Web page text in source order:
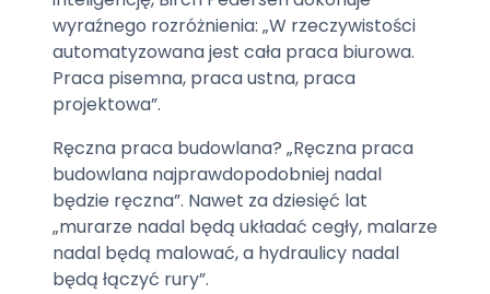
wyraźnego rozróżnienia: „W rzeczywistości
automatyzowana jest cała praca biurowa.
Praca pisemna, praca ustna, praca
projektowa”.
Ręczna praca budowlana? „Ręczna praca
budowlana najprawdopodobniej nadal
będzie ręczna”. Nawet za dziesięć lat
„murarze nadal będą układać cegły, malarze
nadal będą malować, a hydraulicy nadal
będą łączyć rury”.